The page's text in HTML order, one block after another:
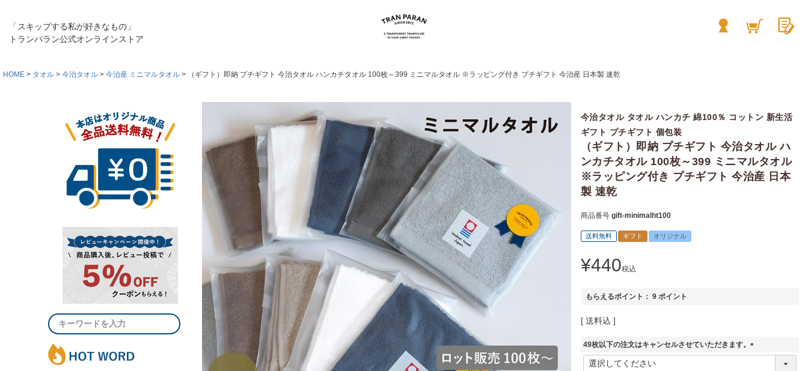
「スキップする私が好きなもの」
トランパラン公式オンラインストア
HOME タオル 今治タオル 今治産 ミニマルタオル （ギフト）即納 プチギフト 今治タオル ハンカチタオル 100枚～399 ミニマルタオル ※ラッピング付き プチギフト 今治産 日本製 速乾
今治タオル タオル ハンカチ 綿100％ コットン 新生活
ギフト プチギフト 個包装
（ギフト）即納 プチギフト 今治タオル ハ
ンカチタオル 100枚～399 ミニマルタオル
※ラッピング付き プチギフト 今治産 日本
製 速乾
商品番号 gift-minimalht100
送料無料 ギフト オリジナル
¥440税込
もらえるポイント： 9 ポイント
送料込
49枚以下の注文はキャンセルさせていただきます。
(